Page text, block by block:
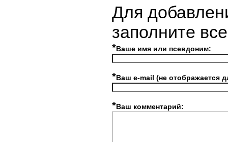
Для
заполните
*Ваше имя или псевдоним:
*Ваш e-mail (не отображается
*Ваш комментарий: